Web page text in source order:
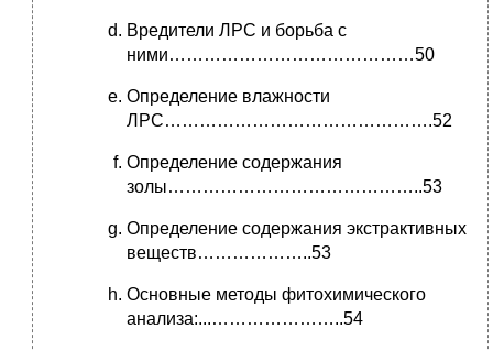
Вредители ЛРС и борьба с
ними……………………………………50
Определение влажности
ЛРС……………………………………….52
Определение содержания
золы……………………………………..53
Определение содержания экстрактивных
веществ………………..53
Основные методы фитохимического
анализа:...…………………..54